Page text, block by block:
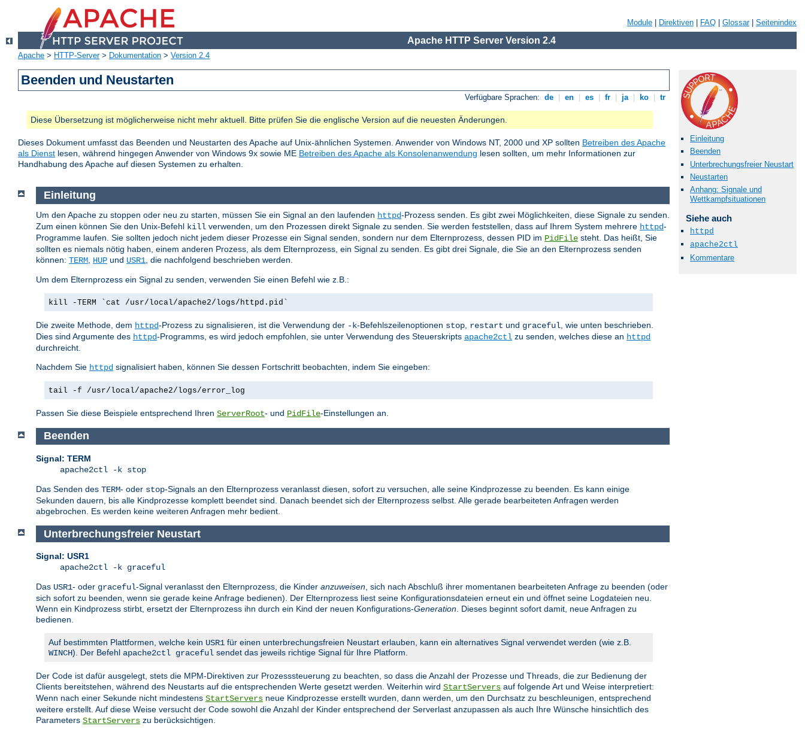
Module Direktiven FAQ Glossar| Seitenindex
Apache HTTP Server Version 2.4
Apache > HTTP-Server> Dokumentation > Version 2.4
Beenden und Neustarten
Verfügbare Sprachen: de en es fr ja ko tr
Diese Übersetzung ist möglicherweise nicht mehr aktuell. Bitte prüfen Sie die englische Version auf die neuesten Änderungen.
Dieses Dokument umfasst das Beenden und Neustarten des Apache auf Unix-ähnlichen Systemen. Anwender von Windows NT, 2000 und XP sollten Betreiben des Apache
als Dienst lesen, während hingegen Anwender von Windows 9x sowie ME Betreiben des Apache als Konsolenanwendung lesen sollten, um mehr Informationen zur
Handhabung des Apache auf diesen Systemen zu erhalten.
Einleitung
Beenden
Unterbrechungsfreier Neustart
Neustarten
Anhang: Signale und
Wettkampfsituationen
Siehe auch
httpd
apache2ctl
Kommentare
Einleitung
Um den Apache zu stoppen oder neu zu starten, müssen Sie ein Signal an den laufenden httpd-Prozess senden. Es gibt zwei Möglichkeiten, diese Signale zu senden.
Zum einen können Sie den Unix-Befehl kill verwenden, um den Prozessen direkt Signale zu senden. Sie werden feststellen, dass auf Ihrem System mehrere httpd-
Programme laufen. Sie sollten jedoch nicht jedem dieser Prozesse ein Signal senden, sondern nur dem Elternprozess, dessen PID im PidFile steht. Das heißt, Sie
sollten es niemals nötig haben, einem anderen Prozess, als dem Elternprozess, ein Signal zu senden. Es gibt drei Signale, die Sie an den Elternprozess senden
können: TERM HUP und USR1 , die nachfolgend beschrieben werden.
Um dem Elternprozess ein Signal zu senden, verwenden Sie einen Befehl wie z.B.:
kill -TERM `cat /usr/local/apache2/logs/httpd.pid`
Die zweite Methode, dem httpd-Prozess zu signalisieren, ist die Verwendung der -k-Befehlszeilenoptionen stop restart und graceful , wie unten beschrieben.
Dies sind Argumente des httpd-Programms, es wird jedoch empfohlen, sie unter Verwendung des Steuerskripts apache2ctl zu senden, welches diese an httpd
durchreicht.
Nachdem Sie httpd signalisiert haben, können Sie dessen Fortschritt beobachten, indem Sie eingeben:
tail -f /usr/local/apache2/logs/error_log
Passen Sie diese Beispiele entsprechend Ihren ServerRoot- und PidFile-Einstellungen an.
Beenden
Signal: TERM
apache2ctl -k stop
Das Senden des TERM- oder stop-Signals an den Elternprozess veranlasst diesen, sofort zu versuchen, alle seine Kindprozesse zu beenden. Es kann einige
Sekunden dauern, bis alle Kindprozesse komplett beendet sind. Danach beendet sich der Elternprozess selbst. Alle gerade bearbeiteten Anfragen werden
abgebrochen. Es werden keine weiteren Anfragen mehr bedient.
Unterbrechungsfreier Neustart
Signal: USR1
apache2ctl -k graceful
Das USR1- oder graceful-Signal veranlasst den Elternprozess, die Kinder anzuweisen, sich nach Abschluß ihrer momentanen bearbeiteten Anfrage zu beenden (oder
sich sofort zu beenden, wenn sie gerade keine Anfrage bedienen). Der Elternprozess liest seine Konfigurationsdateien erneut ein und öffnet seine Logdateien neu.
Wenn ein Kindprozess stirbt, ersetzt der Elternprozess ihn durch ein Kind der neuen Konfigurations-Generation. Dieses beginnt sofort damit, neue Anfragen zu
bedienen.
Auf bestimmten Plattformen, welche kein USR1 für einen unterbrechungsfreien Neustart erlauben, kann ein alternatives Signal verwendet werden (wie z.B.
WINCH). Der Befehl apache2ctl graceful sendet das jeweils richtige Signal für Ihre Platform.
Der Code ist dafür ausgelegt, stets die MPM-Direktiven zur Prozesssteuerung zu beachten, so dass die Anzahl der Prozesse und Threads, die zur Bedienung der
Clients bereitstehen, während des Neustarts auf die entsprechenden Werte gesetzt werden. Weiterhin wird StartServers auf folgende Art und Weise interpretiert:
Wenn nach einer Sekunde nicht mindestens StartServers neue Kindprozesse erstellt wurden, dann werden, um den Durchsatz zu beschleunigen, entsprechend
weitere erstellt. Auf diese Weise versucht der Code sowohl die Anzahl der Kinder entsprechend der Serverlast anzupassen als auch Ihre Wünsche hinsichtlich des
Parameters StartServers zu berücksichtigen.